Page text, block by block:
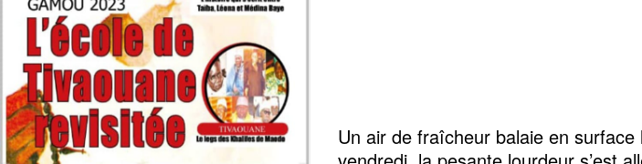
Un air de fraîcheur balaie en